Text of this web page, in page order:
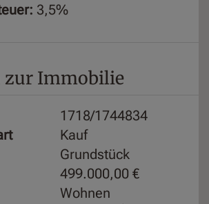
3,5%
zur Immobilie
1718/1744834
Kauf
Grundstück
499.000,00 €
Wohnen